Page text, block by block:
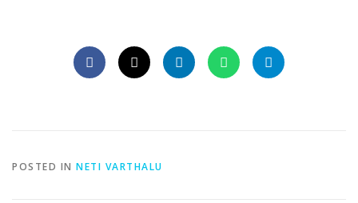
POSTED IN NETI VARTHALU